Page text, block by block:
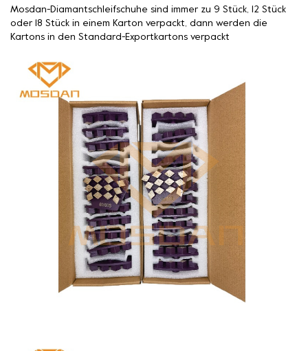
Mosdan-Diamantschleifschuhe sind immer zu 9 Stück, 12 Stück
oder 18 Stück in einem Karton verpackt, dann werden die
Kartons in den Standard-Exportkartons verpackt